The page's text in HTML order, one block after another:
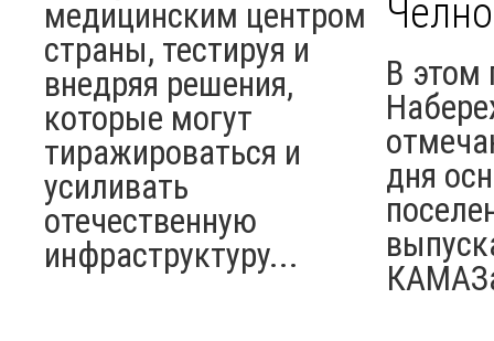
медицинским центром
страны, тестируя и
внедряя решения,
которые могут
тиражироваться и
усиливать
отечественную
инфраструктуру...
В этом
дня